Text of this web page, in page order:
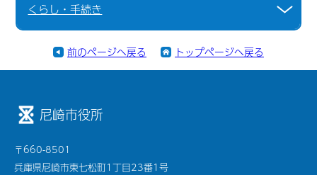
くらし・手続き
前のページへ戻る トップページへ戻る
尼崎市役所
〒660-8501
兵庫県尼崎市東七松町1丁目23番1号